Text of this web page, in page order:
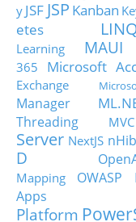
y JSF JSP Kanban
etes
Learning
MAUI
365
Microsoft
Exchange
Manager
Threading
MVC
Server NextJS
D
Mapping
OWASP
Apps
Platform